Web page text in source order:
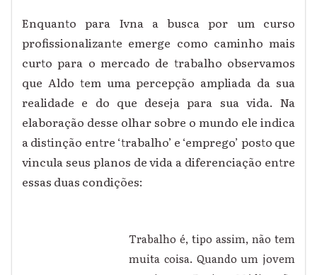
Enquanto para Ivna a busca por um curso
profissionalizante emerge como caminho mais
curto para o mercado de trabalho observamos
que Aldo tem uma percepção ampliada da sua
realidade e do que deseja para sua vida. Na
elaboração desse olhar sobre o mundo ele indica
a distinção entre ‘trabalho’ e ‘emprego’ posto que
vincula seus planos de vida a diferenciação entre
essas duas condições:
Trabalho é, tipo assim, não tem
muita coisa. Quando um jovem